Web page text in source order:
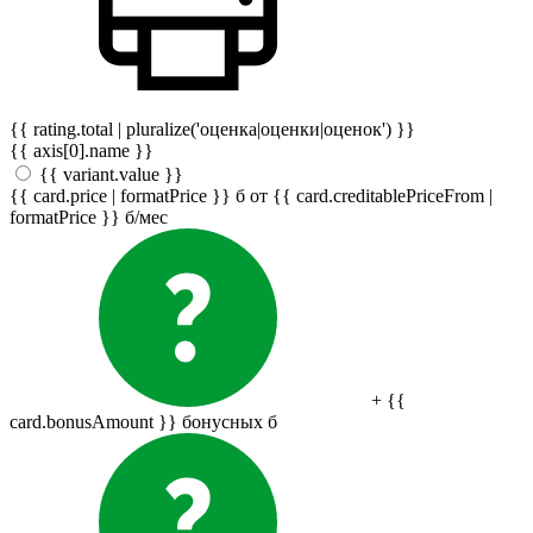
{{ rating.total | pluralize('оценка|оценки|оценок') }}
{{ axis[0].name }}
{{ variant.value }}
{{ card.price | formatPrice }} б от {{ card.creditablePriceFrom |
formatPrice }} б/мес
+ {{
card.bonusAmount }} бонусных б